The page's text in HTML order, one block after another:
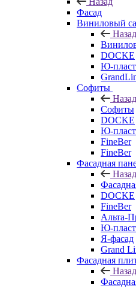
Фасад
Виниловый
Назад
DOCKE
Ю-пласт
Софиты
Назад
Софиты
DOCKE
Ю-пласт
FineBer
FineBer
Фасадная
Назад
DOCKE
FineBer
Альта-
Ю-пласт
Я-фасад
Grand
Фасадная
Назад